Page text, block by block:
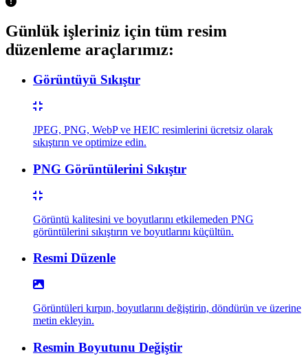
Günlük işleriniz için tüm resim
düzenleme araçlarımız:
Görüntüyü Sıkıştır
JPEG, PNG, WebP ve HEIC resimlerini ücretsiz olarak
sıkıştırın ve optimize edin.
PNG Görüntülerini Sıkıştır
Görüntü kalitesini ve boyutlarını etkilemeden PNG
görüntülerini sıkıştırın ve boyutlarını küçültün.
Resmi Düzenle
Görüntüleri kırpın, boyutlarını değiştirin, döndürün ve üzerine
metin ekleyin.
Resmin Boyutunu Değiştir